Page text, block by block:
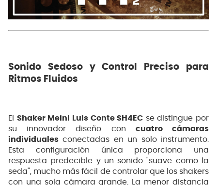
Sonido Sedoso y Control Preciso para
Ritmos Fluidos
El Shaker Meinl Luis Conte SH4EC se distingue por
su innovador diseño con cuatro cámaras
individuales conectadas en un solo instrumento.
Esta configuración única proporciona una
respuesta predecible y un sonido "suave como la
seda", mucho más fácil de controlar que los shakers
con una sola cámara grande. La menor distancia